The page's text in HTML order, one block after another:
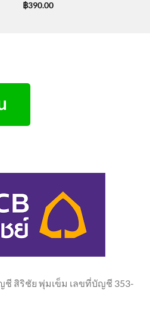
฿390.00
สิริชัย พุ่มเข็ม เลขที่บัญชี 353-